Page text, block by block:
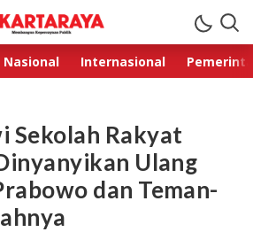
Nasional Internasional
Sekolah Rakyat
Ulang
dan Teman-